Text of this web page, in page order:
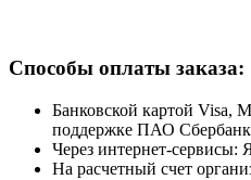
Способы оплаты заказа:
Банковской картой Visa,
поддержке ПАО
Через интернет-сервисы:
На расчетный счет